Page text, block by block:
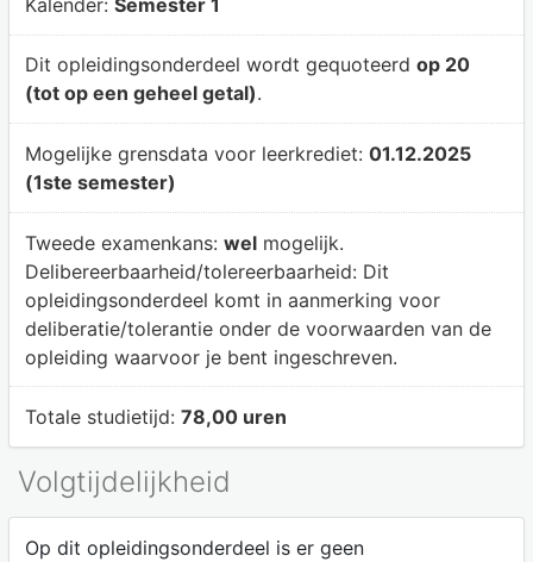
Dit opleidingsonderdeel wordt gequoteerd op 20
(tot op een geheel getal).
Mogelijke grensdata voor leerkrediet: 01.12.2025
(1ste semester)
Tweede examenkans: welmogelijk.
Delibereerbaarheid/tolereerbaarheid: Dit
opleidingsonderdeel komt in aanmerking voor
deliberatie/tolerantie onder de voorwaarden van de
opleiding waarvoor je bent ingeschreven.
Totale studietijd: 78,00 uren
Volgtijdelijkheid
Op dit opleidingsonderdeel is er geen